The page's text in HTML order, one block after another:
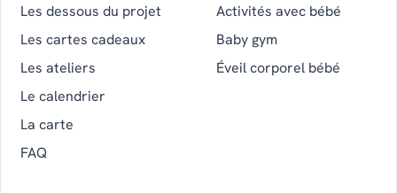
Les dessous du projet
Les cartes cadeaux
Les ateliers
Le calendrier
La carte
FAQ
Activités avec bébé
Baby gym
Éveil corporel bébé